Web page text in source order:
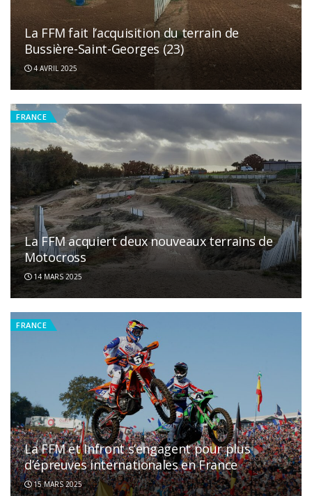
La FFM fait l’acquisition du terrain de
Bussière-Saint-Georges (23)
4 AVRIL 2025
FRANCE
La FFM acquiert deux nouveaux terrains de
Motocross
14 MARS 2025
FRANCE
La FFM et Infront s’engagent pour plus
d’épreuves internationales en France
15 MARS 2025